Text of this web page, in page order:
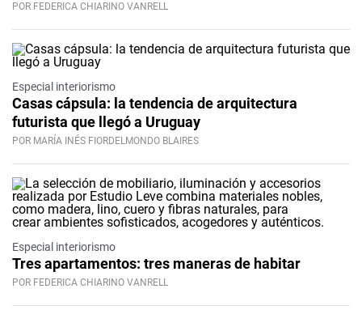
POR FEDERICA CHIARINO VANRELL
Especial interiorismo
Casas cápsula: la tendencia de arquitectura
futurista que llegó a Uruguay
POR MARÍA INÉS FIORDELMONDO BLAIRES
Especial interiorismo
Tres apartamentos: tres maneras de habitar
POR FEDERICA CHIARINO VANRELL